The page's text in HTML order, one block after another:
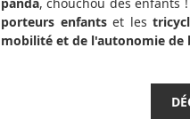
porteurs enfantset les
mobilité et de l'autonomie de